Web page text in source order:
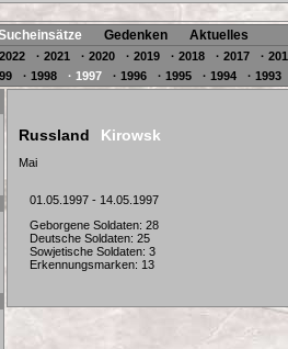
Gedenken Aktuelles
· 2021 · 2020 · 2019 · 2018 · 2017
·
· 1998 · 1997 · 1996 · 1995 · 1994 · 1993
Russland Kirowsk
Mai
01.05.1997 - 14.05.1997
Geborgene Soldaten: 28
Deutsche Soldaten: 25
Sowjetische Soldaten: 3
Erkennungsmarken: 13